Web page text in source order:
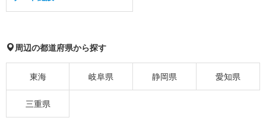
周辺の都道府県から探す
東海 岐阜県 静岡県 愛知県
三重県